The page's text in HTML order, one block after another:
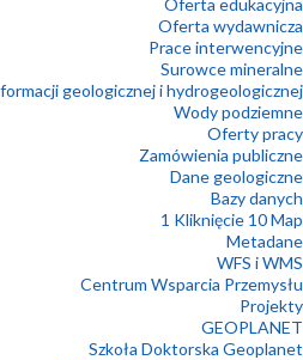
Oferta edukacyjna
Oferta wydawnicza
Prace interwencyjne
Surowce mineralne
geologicznej i hydrogeologicznej
Wody podziemne
Oferty pracy
Zamówienia publiczne
Dane geologiczne
Bazy danych
1 Kliknięcie 10 Map
Metadane
WFS i WMS
Centrum Wsparcia Przemysłu
Projekty
GEOPLANET
Szkoła Doktorska Geoplanet